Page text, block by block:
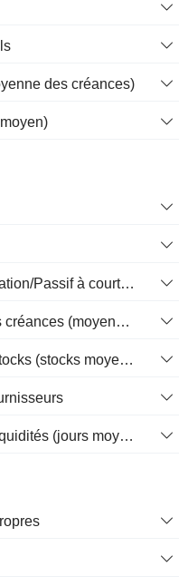
des créances)
Flux de trésorerie d'exploitation/Passif à court terme
Délai de recouvrement des créances (moyenne des créances)
Délais d'écoulement des stocks (stocks moyens)
Cycle de conversion des liquidités (jours moyens)